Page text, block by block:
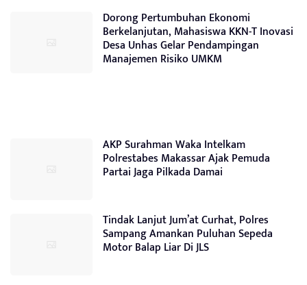
Dorong Pertumbuhan Ekonomi
Berkelanjutan, Mahasiswa KKN-T Inovasi
Desa Unhas Gelar Pendampingan
Manajemen Risiko UMKM
AKP Surahman Waka Intelkam
Polrestabes Makassar Ajak Pemuda
Partai Jaga Pilkada Damai
Tindak Lanjut Jum’at Curhat, Polres
Sampang Amankan Puluhan Sepeda
Motor Balap Liar Di JLS